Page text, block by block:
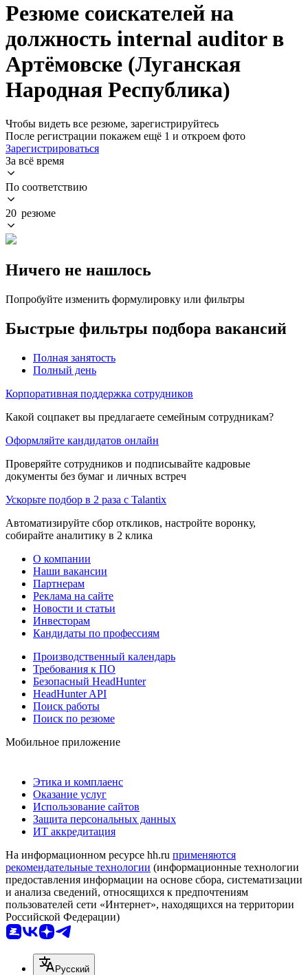
Резюме соискателей на
должность internal auditor в
Артёмовске (Луганская
Народная Республика)
Чтобы видеть все резюме, зарегистрируйтесь
После регистрации покажем ещё 1 и откроем фото
Зарегистрироваться
За всё время
По соответствию
20 резюме
Ничего не нашлось
Попробуйте изменить формулировку или фильтры
Быстрые фильтры подбора вакансий
Полная занятость
Полный день
Корпоративная поддержка сотрудников
Какой соцпакет вы предлагаете семейным сотрудникам?
Оформляйте кандидатов онлайн
Проверяйте сотрудников и подписывайте кадровые
документы без бумаг и личных встреч
Ускорьте подбор в 2 раза с Talantix
Автоматизируйте сбор откликов, настройте воронку,
собирайте аналитику в 2 клика
О компании
Наши вакансии
Партнерам
Реклама на сайте
Новости и статьи
Инвесторам
Кандидаты по профессиям
Производственный календарь
Требования к ПО
Безопасный HeadHunter
HeadHunter API
Поиск работы
Поиск по резюме
Мобильное приложение
Этика и комплаенс
Оказание услуг
Использование сайтов
Защита персональных данных
ИТ аккредитация
На информационном ресурсе hh.ru применяются
рекомендательные технологии (информационные технологии
предоставления информации на основе сбора, систематизации
и анализа сведений, относящихся к предпочтениям
пользователей сети «Интернет», находящихся на территории
Российской Федерации)
Русский